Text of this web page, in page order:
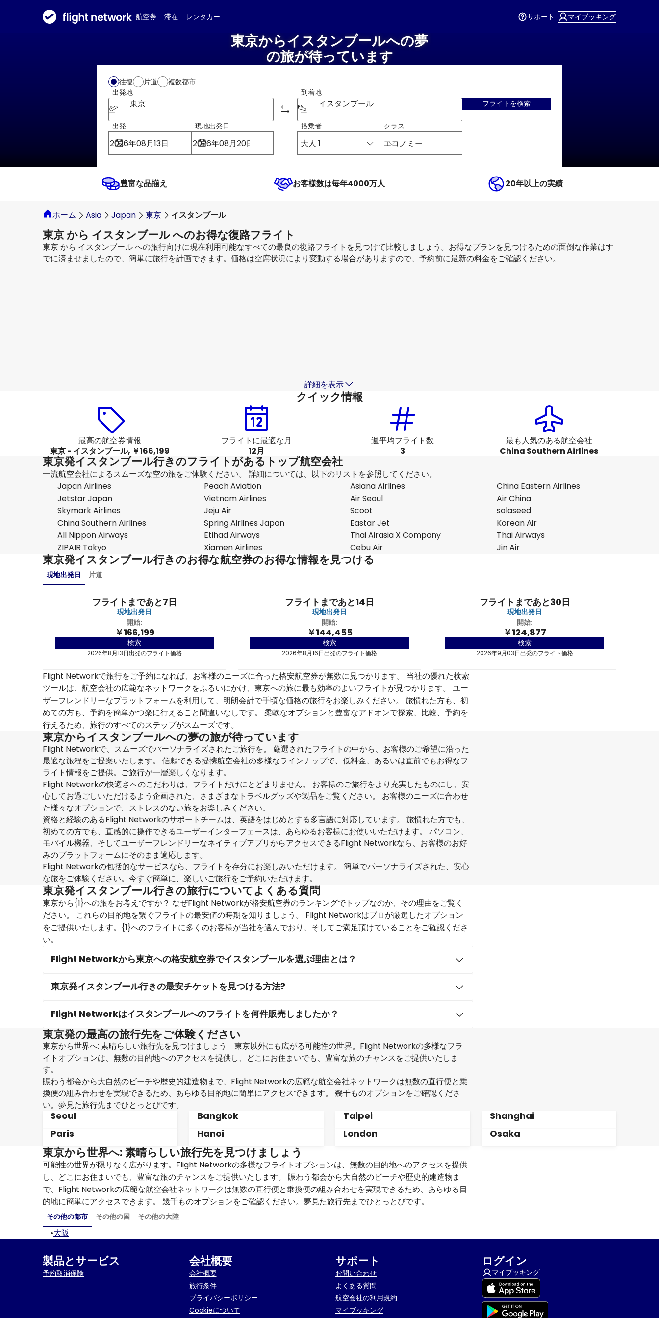
航空券 滞在 レンタカー サポート マイブッキング
東京からイスタンブールへの夢
の旅が待っています
往復 片道
複数都市
出発地
東京
到着地
イスタンブール
出発 現地出発日 搭乗者
大人 1
クラス
エコノミー
フライトを検索
豊富な品揃え お客様数は毎年4000万人 20年以上の実績
ホーム Asia Japan 東京 イスタンブール
東京 から イスタンブール へのお得な復路フライト
東京 から イスタンブール への旅行向けに現在利用可能なすべての最良の復路フライトを見つけて比較しましょう。お得なプランを見つけるための面倒な作業はす
でに済ませましたので、簡単に旅行を計画できます。価格は空席状況により変動する場合がありますので、予約前に最新の料金をご確認ください。
詳細を表示
クイック情報
最高の航空券情報
東京 - イスタンブール, ￥166,199
フライトに最適な月
12月
週平均フライト数
3
最も人気のある航空会社
China Southern Airlines
東京発イスタンブール行きのフライトがあるトップ航空会社
一流航空会社によるスムーズな空の旅をご体験ください。 詳細については、以下のリストを参照してください。
Japan Airlines
Peach Aviation Asiana Airlines
China Eastern Airlines
Jetstar Japan
Vietnam Airlines Air Seoul
Air China
Skymark Airlines
Jeju Air Scoot
solaseed
China Southern Airlines
Spring Airlines Japan Eastar Jet
Korean Air
All Nippon Airways
Etihad Airways Thai Airasia X Company
Thai Airways
ZIPAIR Tokyo
Xiamen Airlines Cebu Air Jin Air
東京発イスタンブール行きのお得な航空券のお得な情報を見つける
現地出発日 片道
フライトまであと7日
現地出発日
開始:
￥166,199
検索
2026年8月13日出発のフライト価格
フライトまであと14日
現地出発日
開始:
￥144,455
検索
2026年8月16日出発のフライト価格
フライトまであと30日
現地出発日
開始:
￥124,877
検索
2026年9月03日出発のフライト価格
Flight Networkで旅行をご予約になれば、お客様のニーズに合った格安航空券が無数に見つかります。 当社の優れた検索
ツールは、航空会社の広範なネットワークをふるいにかけ、東京への旅に最も効率のよいフライトが見つかります。 ユー
ザーフレンドリーなプラットフォームを利用して、明朗会計で手頃な価格の旅行をお楽しみください。 旅慣れた方も、初
めての方も、予約を簡単かつ楽に行えること間違いなしです。 柔軟なオプションと豊富なアドオンで探索、比較、予約を
行えるため、旅行のすべてのステップがスムーズです。
東京からイスタンブールへの夢の旅が待っています
Flight Networkで、スムーズでパーソナライズされたご旅行を。 厳選されたフライトの中から、お客様のご希望に沿った
最適な旅程をご提案いたします。 信頼できる提携航空会社の多様なラインナップで、低料金、あるいは直前でもお得なフ
ライト情報をご提供。ご旅行が一層楽しくなります。
Flight Networkの快適さへのこだわりは、フライトだけにとどまりません。 お客様のご旅行をより充実したものにし、安
心してお過ごしいただけるよう企画された、さまざまなトラベルグッズや製品をご覧ください。 お客様のニーズに合わせ
た様々なオプションで、ストレスのない旅をお楽しみください。
資格と経験のあるFlight Networkのサポートチームは、英語をはじめとする多言語に対応しています。 旅慣れた方でも、
初めての方でも、直感的に操作できるユーザーインターフェースは、あらゆるお客様にお使いいただけます。 パソコン、
モバイル機器、そしてユーザーフレンドリーなネイティブアプリからアクセスできるFlight Networkなら、お客様のお好
みのプラットフォームにそのまま適応します。
Flight Networkの包括的なサービスなら、フライトを存分にお楽しみいただけます。 簡単でパーソナライズされた、安心
な旅をご体験ください。今すぐ簡単に、楽しいご旅行をご予約いただけます。
東京発イスタンブール行きの旅行についてよくある質問
東京から{1}への旅をお考えですか？ なぜFlight Networkが格安航空券のランキングでトップなのか、その理由をご覧く
ださい。 これらの目的地を繋ぐフライトの最安値の時期を知りましょう。 Flight Networkはプロが厳選したオプション
をご提供いたします。{1}へのフライトに多くのお客様が当社を選んでおり、そしてご満足頂けていることをご確認くださ
い。
Flight Networkから東京への格安航空券でイスタンブールを選ぶ理由とは？
東京発イスタンブール行きの最安チケットを見つける方法?
Flight Networkはイスタンブールへのフライトを何件販売しましたか？
東京発の最高の旅行先をご体験ください
東京から世界へ: 素晴らしい旅行先を見つけましょう 東京以外にも広がる可能性の世界。Flight Networkの多様なフラ
イトオプションは、無数の目的地へのアクセスを提供し、どこにお住まいでも、豊富な旅のチャンスをご提供いたしま
す。
賑わう都会から大自然のビーチや歴史的建造物まで、Flight Networkの広範な航空会社ネットワークは無数の直行便と乗
換便の組み合わせを実現できるため、あらゆる目的地に簡単にアクセスできます。 幾千ものオプションをご確認くださ
い。夢見た旅行先までひとっとびです。
Seoul Bangkok Taipei
Shanghai
Paris
Hanoi London Osaka
東京から世界へ: 素晴らしい旅行先を見つけましょう
可能性の世界が限りなく広がります。Flight Networkの多様なフライトオプションは、無数の目的地へのアクセスを提供
し、どこにお住まいでも、豊富な旅のチャンスをご提供いたします。 賑わう都会から大自然のビーチや歴史的建造物ま
で、Flight Networkの広範な航空会社ネットワークは無数の直行便と乗換便の組み合わせを実現できるため、あらゆる目
的地に簡単にアクセスできます。 幾千ものオプションをご確認ください。夢見た旅行先までひとっとびです。
その他の都市 その他の国 その他の大陸
•大阪
製品とサービス
予約取消保険
会社概要
会社概要
旅行条件
プライバシーポリシー
Cookieについて
サポート
お問い合わせ
よくある質問
航空会社の利用規約
マイブッキング
ログイン
マイブッキング